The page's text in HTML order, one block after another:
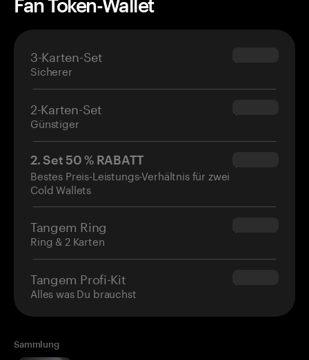
Fan Token-Wallet
3-Karten-Set
Sicherer
$69.90
2-Karten-Set
Günstiger
$54.90
2. Set 50 % RABATT
Bestes Preis-Leistungs-Verhältnis für zwei
Cold Wallets
$34.95
Tangem Ring
Ring & 2 Karten
$160.00
Tangem Profi-Kit
Alles was Du brauchst
$180.00
Sammlung